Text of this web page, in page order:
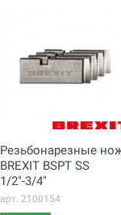
Вес нетто
Вес брутто
(ДхШхВ)
Резьбонарезные
BREXIT BSPT SS
1/2"-3/4"
арт. 2100154